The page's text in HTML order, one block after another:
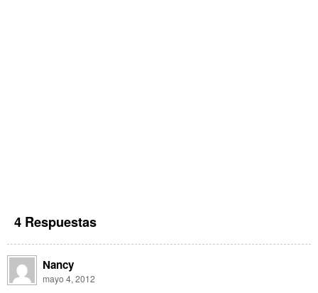
4 Respuestas
Nancy
mayo 4, 2012